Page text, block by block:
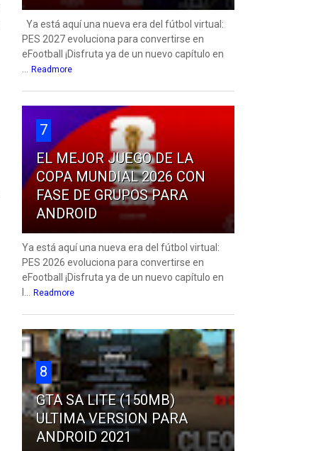
Ya está aquí una nueva era del fútbol virtual:
PES 2027 evoluciona para convertirse en
eFootball ¡Disfruta ya de un nuevo capítulo en
Readmore
7
EL MEJOR JUEGO DE LA
COPA MUNDIAL 2026 CON
FASE DE GRUPOS PARA
ANDROID
Ya está aquí una nueva era del fútbol virtual:
PES 2026 evoluciona para convertirse en
eFootball ¡Disfruta ya de un nuevo capítulo en
Readmore
8
GTA SA LITE (150MB)
ULTIMA VERSION PARA
ANDROID 2021